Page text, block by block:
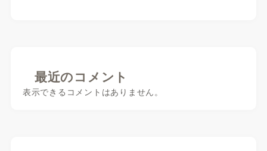
最近のコメント
表示できるコメントはありません。